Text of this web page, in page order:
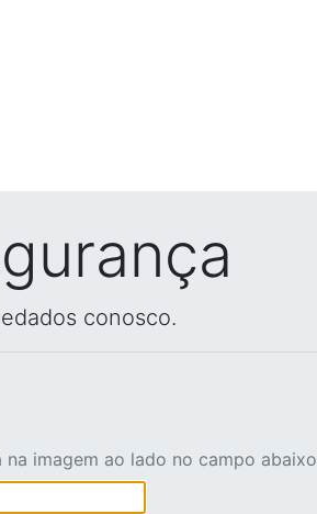
conosco.
na imagem ao lado no campo abaixo